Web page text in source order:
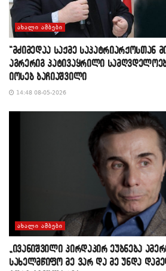
ᲐᲮᲐᲚᲘ ᲐᲛᲑᲔᲑᲘ
“მძიმედაა საქმე საპატრიარქოსთან
აგრერიგ პატივაყრილი
იოსებ ბაჩიაშვილი
14:48 08-05-2026
ᲐᲮᲐᲚᲘ ᲐᲛᲑᲔᲑᲘ
„ივანიშვილი პირდაპირ ეუბნება
სახელმწიფო მე ვარ და მე უნდა